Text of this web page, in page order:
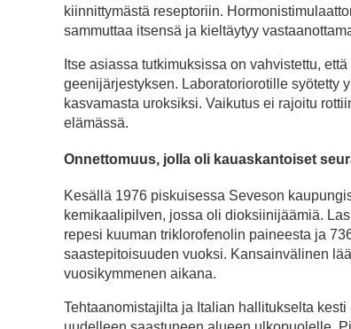
kiinnittymästä reseptoriin.
sammuttaa itsensä ja kieltäytyy
Itse asiassa tutkimuksissa on vahvistettu,
geenijärjestyksen. Laboratoriorotille syötetty
kasvamasta uroksiksi. Vaikutus ei rajoitu
elämässä.
Onnettomuus, jolla oli kauaskantoiset
Kesällä 1976 piskuisessa Seveson
kemikaalipilven, jossa oli dioksiinijäämiä.
repesi kuuman triklorofenolin paineesta ja
saastepitoisuuden vuoksi. Kansainvälinen
vuosikymmenen aikana.
Tehtaanomistajilta ja Italian hallitukselta